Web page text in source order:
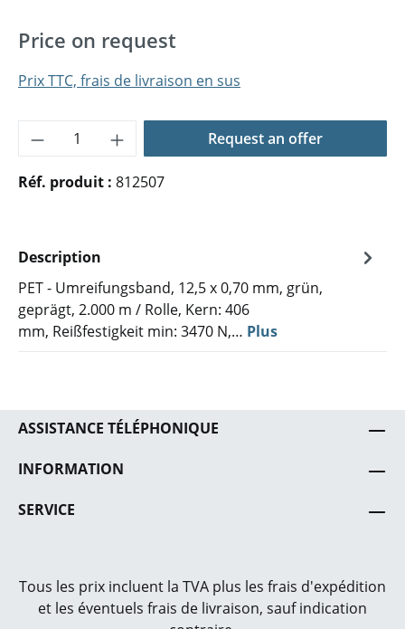
Price on request
Prix TTC, frais de livraison en sus
Quantité de produit : Entrez la
Request an offer
Réf. produit : 812507
Description
PET - Umreifungsband, 12,5 x 0,70 mm, grün,
geprägt, 2.000 m / Rolle, Kern: 406
mm, Reißfestigkeit min: 3470 N,… Plus
ASSISTANCE TÉLÉPHONIQUE
INFORMATION
SERVICE
Tous les prix incluent la TVA plus les frais d'expédition
et les éventuels frais de livraison, sauf indication